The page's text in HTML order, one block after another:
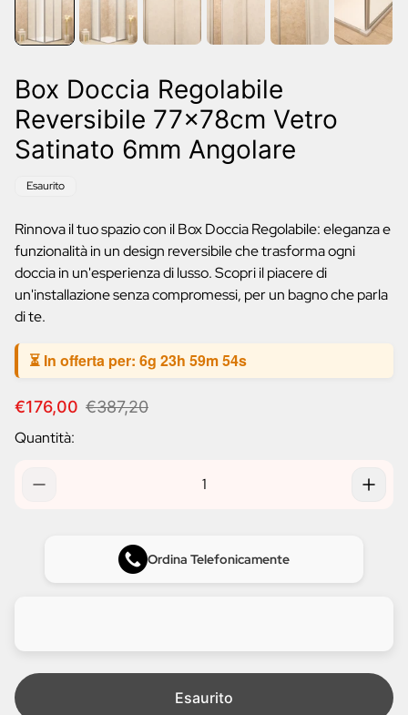
Box Doccia Regolabile
Reversibile 77x78cm Vetro
Satinato 6mm Angolare
Etichetta
Esaurito
Rinnova il tuo spazio con il Box Doccia Regolabile: eleganza e
funzionalità in un design reversibile che trasforma ogni
doccia in un'esperienza di lusso. Scopri il piacere di
un'installazione senza compromessi, per un bagno che parla
di te.
⏳ In offerta per: 6g 23h 59m 53s
P
e
€176,00 P
€387,20
Quantità:
Ordina Telefonicamente
Esaurito